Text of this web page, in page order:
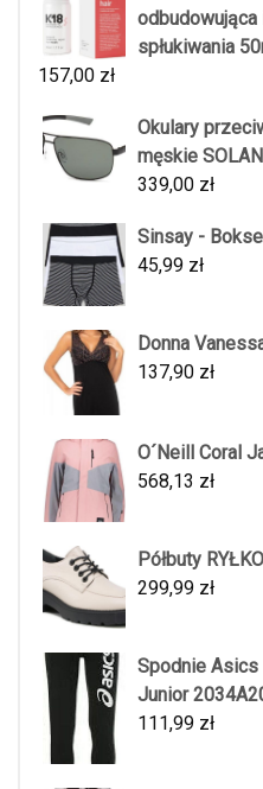
spłukiwania
157,00 zł
Okulary
męskie
339,00 zł
Sinsay -
45,99 zł
Donna
137,90 zł
O´Neill Coral
568,13 zł
Półbuty
299,99 zł
Spodnie Asics
Junior
111,99 zł